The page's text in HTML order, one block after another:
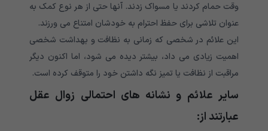
وقت حمام کردند یا مسواک زدند. آنها حتی از هر نوع کمک به
عنوان تلاشی برای حفظ احترام به خودشان امتناع می ورزند.
این علائم در شخصی که زمانی به نظافت و بهداشت شخصی
اهمیت زیادی می داد، بیشتر دیده می شود، اما اکنون دیگر
مراقبت از نظافت یا تمیز نگه داشتن خود را متوقف کرده است.
سایر علائم و نشانه های احتمالی زوال عقل
عبارتند از: